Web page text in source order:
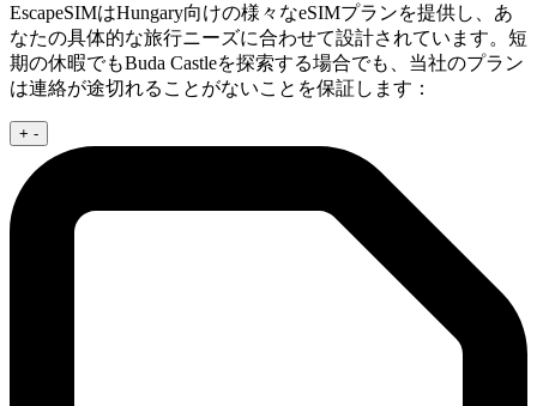
EscapeSIMはHungary向けの様々なeSIMプランを提供し、あ
なたの具体的な旅行ニーズに合わせて設計されています。短
期の休暇でもBuda Castleを探索する場合でも、当社のプラン
は連絡が途切れることがないことを保証します：
+ -